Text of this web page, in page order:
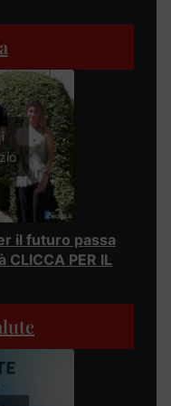
il futuro passa
PER IL